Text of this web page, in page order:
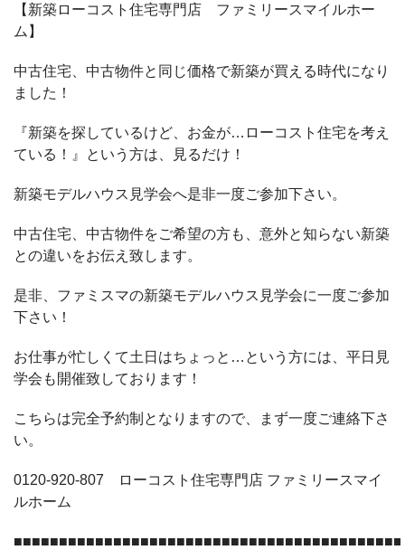
【新築ローコスト住宅専門店 ファミリースマイルホー
ム】
中古住宅、中古物件と同じ価格で新築が買える時代になり
ました！
『新築を探しているけど、お金が…ローコスト住宅を考え
ている！』という方は、見るだけ！
新築モデルハウス見学会へ是非一度ご参加下さい。
中古住宅、中古物件をご希望の方も、意外と知らない新築
との違いをお伝え致します。
是非、ファミスマの新築モデルハウス見学会に一度ご参加
下さい！
お仕事が忙しくて土日はちょっと…という方には、平日見
学会も開催致しております！
こちらは完全予約制となりますので、まず一度ご連絡下さ
い。
0120-920-807 ローコスト住宅専門店 ファミリースマイ
ルホーム